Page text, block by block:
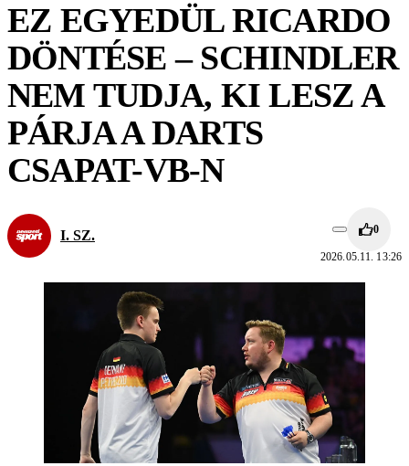
EZ EGYEDÜL RICARDO
DÖNTÉSE – SCHINDLER
NEM TUDJA, KI LESZ A
PÁRJA A DARTS
CSAPAT-VB-N
I. SZ. 0
2026.05.11. 13:26